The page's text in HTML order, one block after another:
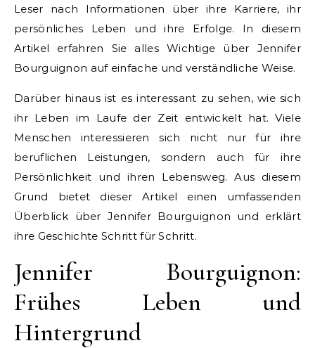
Leser nach Informationen über ihre Karriere, ihr
persönliches Leben und ihre Erfolge. In diesem
Artikel erfahren Sie alles Wichtige über Jennifer
Bourguignon auf einfache und verständliche Weise.
Darüber hinaus ist es interessant zu sehen, wie sich
ihr Leben im Laufe der Zeit entwickelt hat. Viele
Menschen interessieren sich nicht nur für ihre
beruflichen Leistungen, sondern auch für ihre
Persönlichkeit und ihren Lebensweg. Aus diesem
Grund bietet dieser Artikel einen umfassenden
Überblick über Jennifer Bourguignon und erklärt
ihre Geschichte Schritt für Schritt.
Jennifer Bourguignon:
Frühes Leben und
Hintergrund